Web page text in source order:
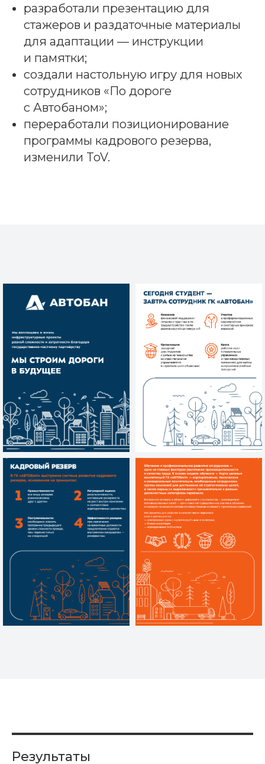
разработали презентацию для
стажеров и раздаточные материалы
для адаптации — инструкции
и памятки;
создали настольную игру для новых
сотрудников «По дороге
с Автобаном»;
переработали позиционирование
программы кадрового резерва,
изменили ToV.
Результаты